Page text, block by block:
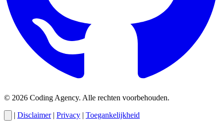
© 2026 Coding Agency. Alle rechten voorbehouden.
| Disclaimer | Privacy | Toegankelijkheid